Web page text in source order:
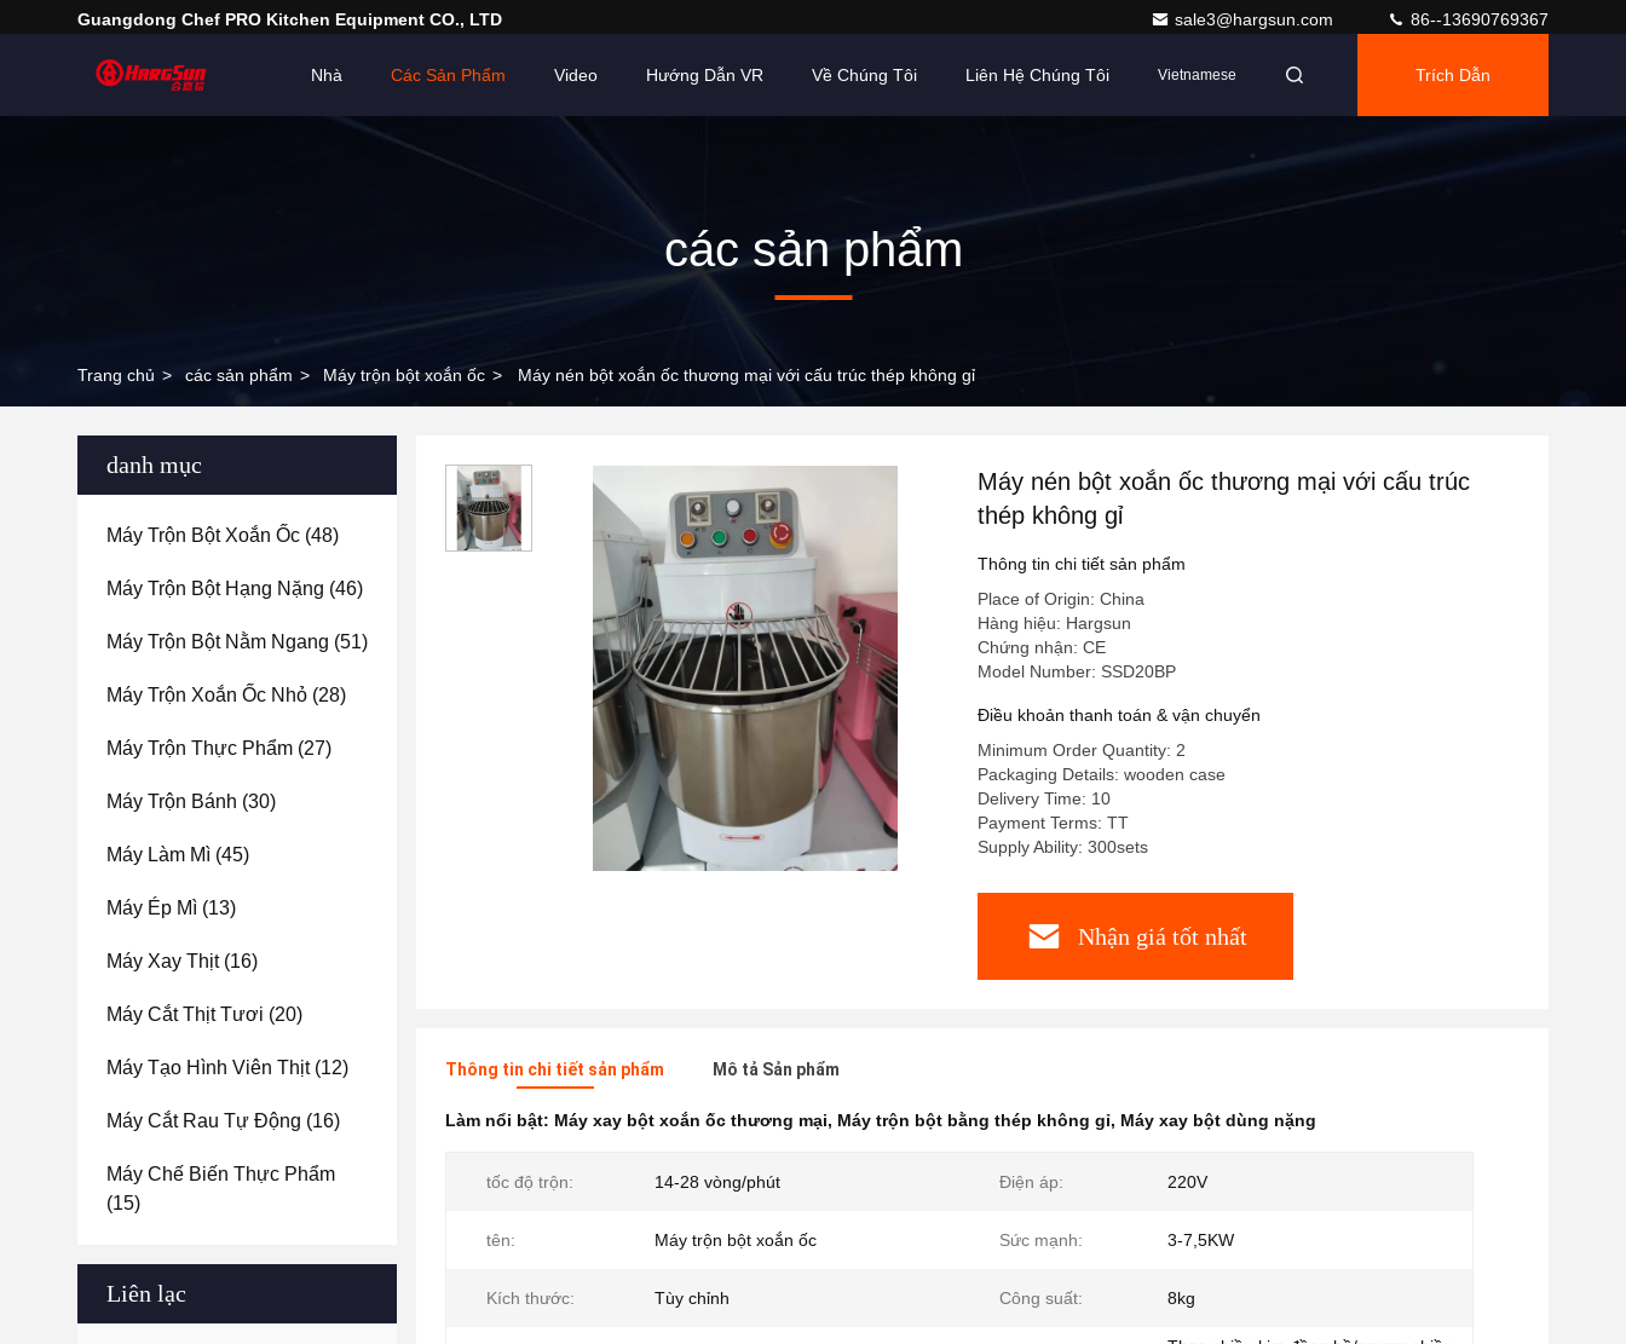
Guangdong Chef PRO Kitchen Equipment CO., LTD sale3@hargsun.com 86--13690769367
Nhà Các Sản Phẩm Video Hướng Dẫn VR Về Chúng Tôi Liên Hệ Chúng Tôi Vietnamese Trích Dẫn
các sản phẩm
Trang chủ > các sản phẩm > Máy trộn bột xoắn ốc > Máy nén bột xoắn ốc thương mại với cấu trúc thép không gỉ
danh mục
Máy Trộn Bột Xoắn Ốc (48)
Máy Trộn Bột Hạng Nặng (46)
Máy Trộn Bột Nằm Ngang (51)
Máy Trộn Xoắn Ốc Nhỏ (28)
Máy Trộn Thực Phẩm (27)
Máy Trộn Bánh (30)
Máy Làm Mì (45)
Máy Ép Mì (13)
Máy Xay Thịt(16)
Máy Cắt Thịt Tươi (20)
Máy Tạo Hình Viên Thịt(12)
Máy Cắt Rau Tự Động (16)
Máy Chế Biến Thực Phẩm
(15)
Liên lạc
Máy nén bột xoắn ốc thương mại với cấu trúc
thép không gỉ
Thông tin chi tiết sản phẩm
Place of Origin: China
Hàng hiệu: Hargsun
Chứng nhận: CE
Model Number: SSD20BP
Điều khoản thanh toán & vận chuyển
Minimum Order Quantity: 2
Packaging Details: wooden case
Delivery Time: 10
Payment Terms: TT
Supply Ability: 300sets
Nhận giá tốt nhất
Thông tin chi tiết sản phẩm Mô tả Sản phẩm
Làm nổi bật: Máy xay bột xoắn ốc thương mại, Máy trộn bột bằng thép không gỉ, Máy xay bột dùng nặng
tốc độ trộn: 14-28 vòng/phút Điện áp: 220V
tên: Máy trộn bột xoắn ốc Sức mạnh: 3-7,5KW
Kích thước: Tùy chỉnh Công suất: 8kg